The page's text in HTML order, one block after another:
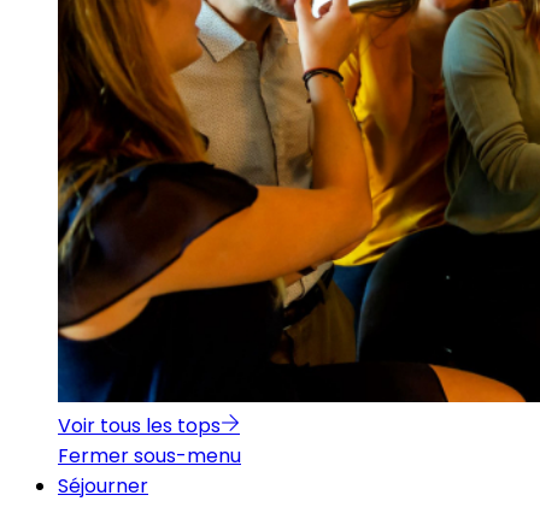
Voir tous les tops
Fermer sous-menu
Séjourner